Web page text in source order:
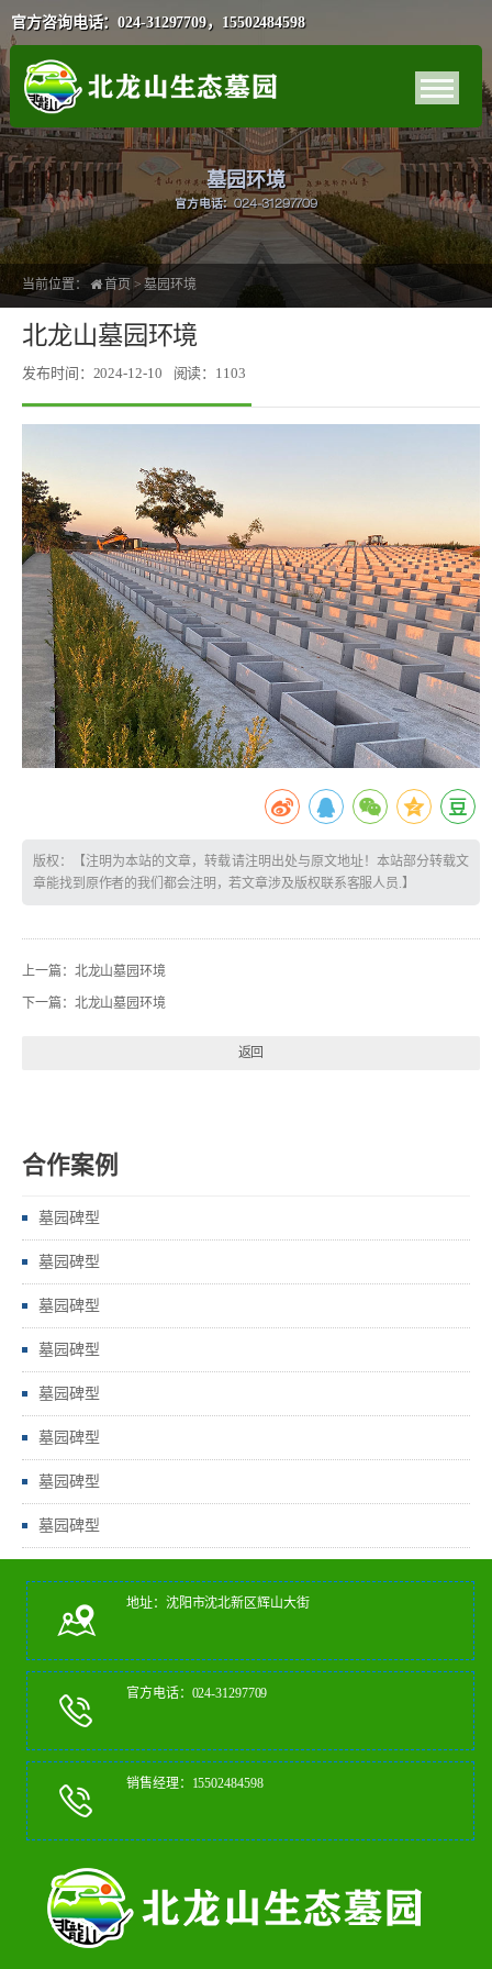
官方咨询电话：024-31297709，15502484598
墓园环境
官方电话：024-31297709
当前位置： 首页 >墓园环境
北龙山墓园环境
发布时间：2024-12-10 阅读：1103
版权：【注明为本站的文章，转载请注明出处与原文地址！本站部分转载文
章能找到原作者的我们都会注明，若文章涉及版权联系客服人员.】
上一篇： 北龙山墓园环境
下一篇： 北龙山墓园环境
返回
合作案例
墓园碑型
墓园碑型
墓园碑型
墓园碑型
墓园碑型
墓园碑型
墓园碑型
墓园碑型
地址：沈阳市沈北新区辉山大街
官方电话：024-31297709
销售经理：15502484598